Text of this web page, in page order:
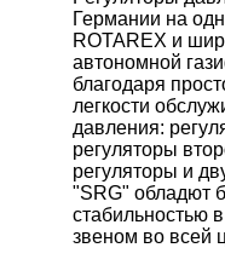
Германии на
ROTAREX и
автономной
благодаря
легкости
давления:
регуляторы
регуляторы и
"SRG" обладют
стабильностью
звеном во всей